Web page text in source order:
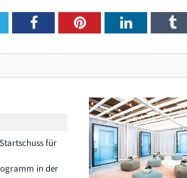
FacebookPinterestLinkedIn
für
in der